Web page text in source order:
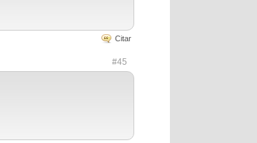
Citar
#45